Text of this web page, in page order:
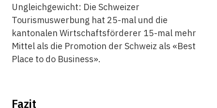
Ungleichgewicht: Die Schweizer
Tourismuswerbung hat 25-mal und die
kantonalen Wirtschaftsförderer 15-mal mehr
Mittel als die Promotion der Schweiz als «Best
Place to do Business».
Fazit